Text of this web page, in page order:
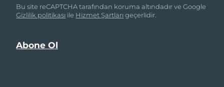
Bu site reCAPTCHA tarafından koruma altındadır ve Google
Gizlilik politikası ile Hizmet Şartlarıgeçerlidir.